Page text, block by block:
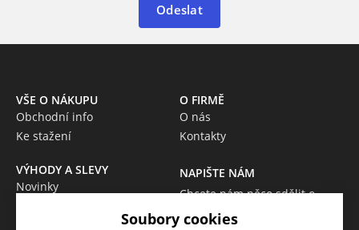
Odeslat
VŠE O NÁKUPU
Obchodní info
Ke stažení
O FIRMĚ
O nás
Kontakty
VÝHODY A SLEVY
Novinky
NAPIŠTE NÁM
Chcete nám něco sdělit o
našich produktech nebo e-
Soubory cookies